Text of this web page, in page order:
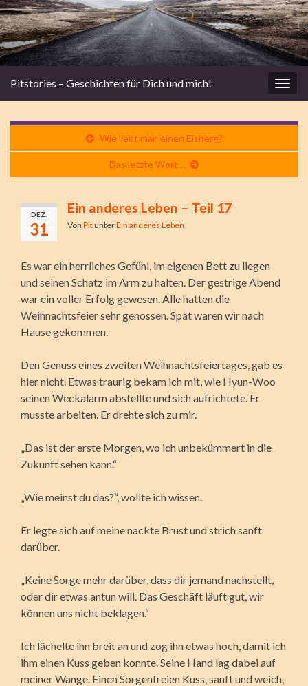
Pitstories – Geschichten für Dich und mich!
Wie liebt man einen Eisberg?
Das letzte Wort…
DEZ.
31
Ein anderes Leben – Teil 17
Von PitunterEin anderes Leben
Es war ein herrliches Gefühl, im eigenen Bett zu liegen
und seinen Schatz im Arm zu halten. Der gestrige Abend
war ein voller Erfolg gewesen. Alle hatten die
Weihnachtsfeier sehr genossen. Spät waren wir nach
Hause gekommen.
Den Genuss eines zweiten Weihnachtsfeiertages, gab es
hier nicht. Etwas traurig bekam ich mit, wie Hyun-Woo
seinen Weckalarm abstellte und sich aufrichtete. Er
musste arbeiten. Er drehte sich zu mir.
„Das ist der erste Morgen, wo ich unbekümmert in die
Zukunft sehen kann.“
„Wie meinst du das?“, wollte ich wissen.
Er legte sich auf meine nackte Brust und strich sanft
darüber.
„Keine Sorge mehr darüber, dass dir jemand nachstellt,
oder dir etwas antun will. Das Geschäft läuft gut, wir
können uns nicht beklagen.“
Ich lächelte ihn breit an und zog ihn etwas hoch, damit ich
ihm einen Kuss geben konnte. Seine Hand lag dabei auf
meiner Wange. Einen Sorgenfreien Kuss, sanft und weich,